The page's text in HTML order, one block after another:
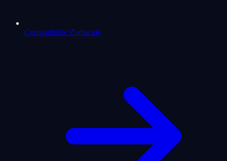
Compatibilite Zodiacale